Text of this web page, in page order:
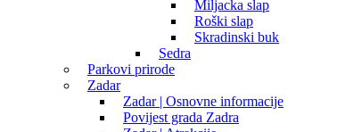
Miljacka slap
Roški slap
Skradinski buk
Sedra
Parkovi prirode
Zadar
Zadar | Osnovne informacije
Povijest grada Zadra